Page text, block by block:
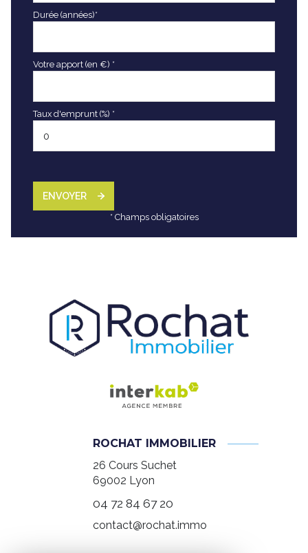
Durée (années)*
Votre apport (en €) *
Taux d'emprunt (%) *
ENVOYER
* Champs obligatoires
ROCHAT IMMOBILIER
26 Cours Suchet
69002 Lyon
04 72 84 67 20
contact@rochat.immo